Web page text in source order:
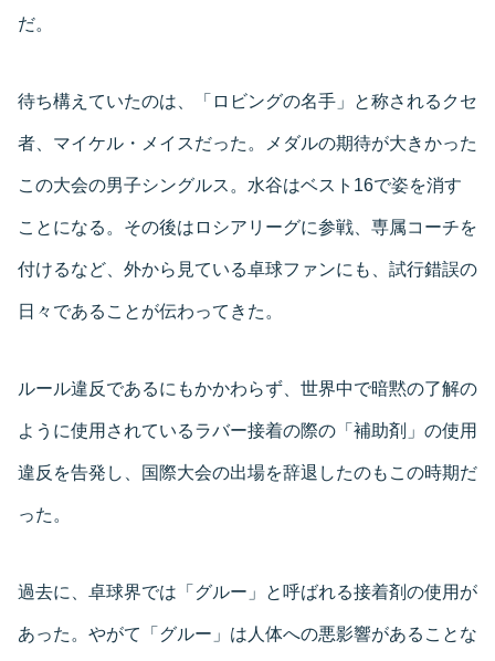
だ。
待ち構えていたのは、「ロビングの名手」と称されるクセ
者、マイケル・メイスだった。メダルの期待が大きかった
この大会の男子シングルス。水谷はベスト16で姿を消す
ことになる。その後はロシアリーグに参戦、専属コーチを
付けるなど、外から見ている卓球ファンにも、試行錯誤の
日々であることが伝わってきた。
ルール違反であるにもかかわらず、世界中で暗黙の了解の
ように使用されているラバー接着の際の「補助剤」の使用
違反を告発し、国際大会の出場を辞退したのもこの時期だ
った。
過去に、卓球界では「グルー」と呼ばれる接着剤の使用が
あった。やがて「グルー」は人体への悪影響があることな